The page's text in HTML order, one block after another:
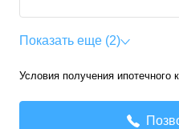
Показать еще (2)
Условия получения ипотечного